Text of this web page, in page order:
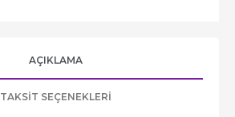
AÇIKLAMA
TAKSIT SEÇENEKLERI